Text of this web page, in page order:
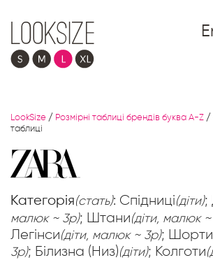
LookSize / Розмірні таблиці брендів буква A-Z /
таблиці
Категорія(стать): Спідниці(діти);
малюк ~ 3р); Штани(діти, малюк
Легінси(діти, малюк ~ 3р); Шорти
3р); Білизна (Низ)(діти); Колготи